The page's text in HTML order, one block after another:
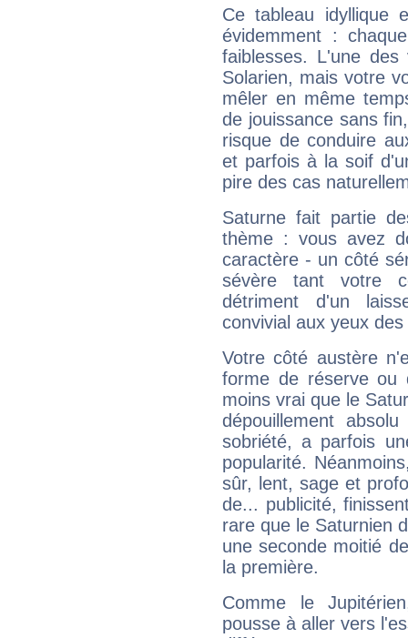
Ce tableau idyllique
évidemment :
faiblesses. L'une
Solarien, mais votre
mêler en même
de jouissance sans
risque de conduire
et parfois à la soif
pire des cas
Saturne fait partie
thème : vous avez
caractère - un côté
sévère tant votre
détriment d'un
convivial aux yeux
Votre côté austère
forme de réserve
moins vrai que le
dépouillement
sobriété, a parfois
popularité.
sûr, lent, sage et
de... publicité,
rare que le Saturnien
une seconde moitié
la première.
Comme le
pousse à aller vers